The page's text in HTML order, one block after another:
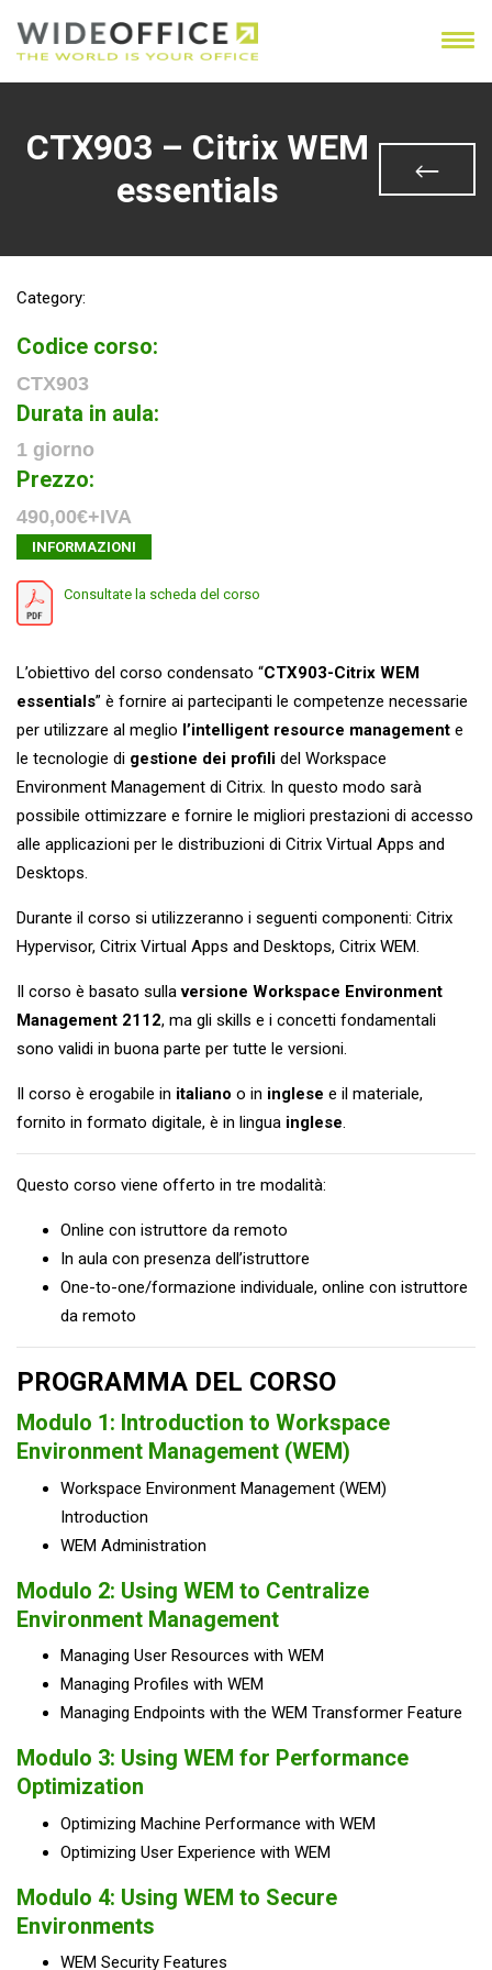
CTX903 – Citrix WEM
essentials
Category:
Codice corso:
CTX903
Durata in aula:
1 giorno
Prezzo:
490,00€+IVA
INFORMAZIONI
Consultate la scheda del corso
L’obiettivo del corso condensato “CTX903-Citrix WEM
essentials” è fornire ai partecipanti le competenze necessarie
per utilizzare al meglio l’intelligent resource management e
le tecnologie di gestione dei profili del Workspace
Environment Management di Citrix. In questo modo sarà
possibile ottimizzare e fornire le migliori prestazioni di accesso
alle applicazioni per le distribuzioni di Citrix Virtual Apps and
Desktops.
Durante il corso si utilizzeranno i seguenti componenti: Citrix
Hypervisor, Citrix Virtual Apps and Desktops, Citrix WEM.
Il corso è basato sullaversione Workspace Environment
Management 2112, ma gli skills e i concetti fondamentali
sono validi in buona parte per tutte le versioni.
Il corso è erogabile in italiano o in inglese e il materiale,
fornito in formato digitale, è in lingua inglese.
Questo corso viene offerto in tre modalità:
Online con istruttore da remoto
In aula con presenza dell’istruttore
One-to-one/formazione individuale, online con istruttore
da remoto
PROGRAMMA DEL CORSO
Modulo 1: Introduction to Workspace
Environment Management (WEM)
Workspace Environment Management (WEM)
Introduction
WEM Administration
Modulo 2: Using WEM to Centralize
Environment Management
Managing User Resources with WEM
Managing Profiles with WEM
Managing Endpoints with the WEM Transformer Feature
Modulo 3: Using WEM for Performance
Optimization
Optimizing Machine Performance with WEM
Optimizing User Experience with WEM
Modulo 4: Using WEM to Secure
Environments
WEM Security Features